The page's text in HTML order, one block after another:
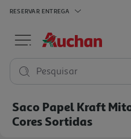
RESERVAR ENTREGA
Pesquisar
Saco Papel Kraft
Cores Sortidas